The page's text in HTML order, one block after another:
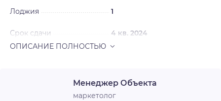
Лоджия 1
Срок сдачи 4 кв. 2024
Менеджер Объекта
маркетолог